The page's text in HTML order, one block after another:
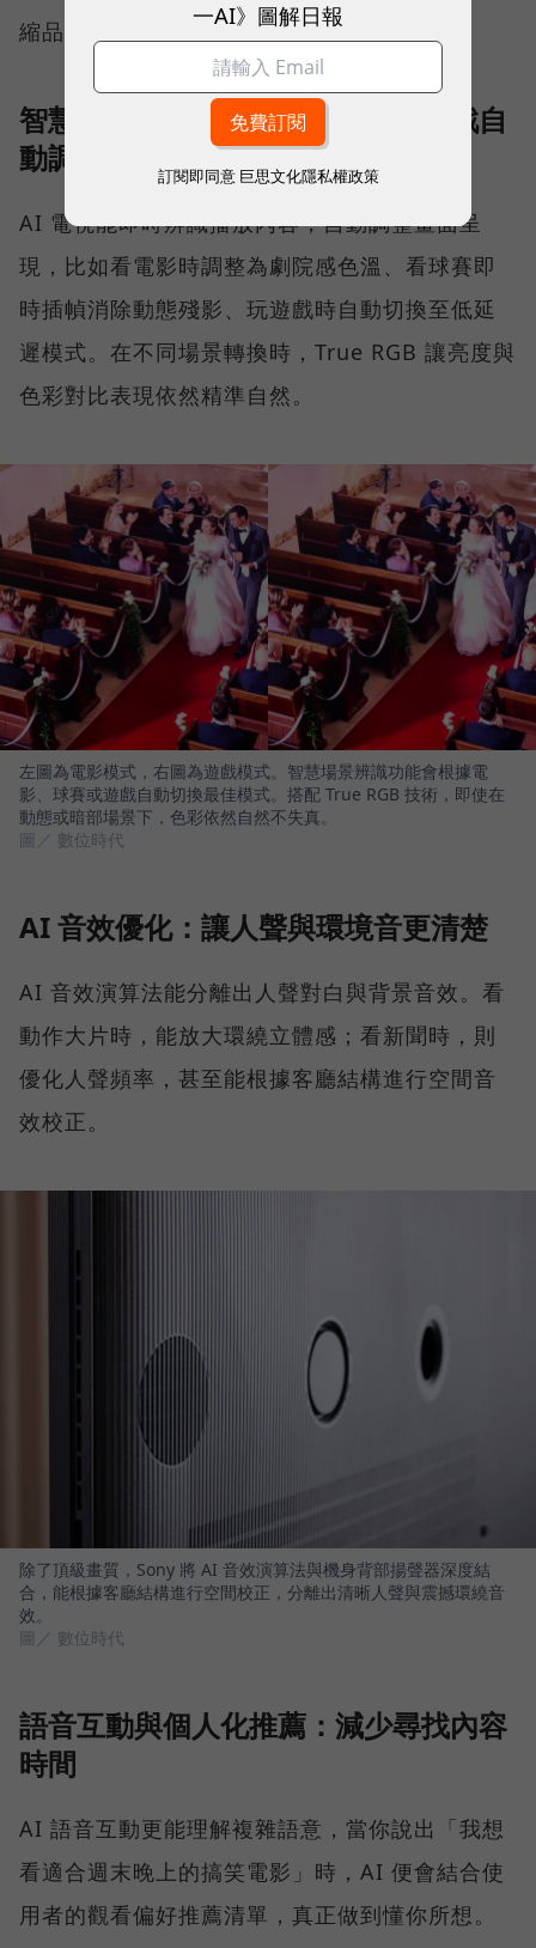
縮品質影響。
智慧場景辨識：依電影、球賽、遊戲自
動調整畫面
AI 電視能即時辨識播放內容，自動調整畫面呈
現，比如看電影時調整為劇院感色溫、看球賽即
時插幀消除動態殘影、玩遊戲時自動切換至低延
遲模式。在不同場景轉換時，True RGB 讓亮度與
色彩對比表現依然精準自然。
左圖為電影模式，右圖為遊戲模式。智慧場景辨識功能會根據電
影、球賽或遊戲自動切換最佳模式。搭配 True RGB 技術，即使在
動態或暗部場景下，色彩依然自然不失真。
圖／ 數位時代
AI 音效優化：讓人聲與環境音更清楚
AI 音效演算法能分離出人聲對白與背景音效。看
動作大片時，能放大環繞立體感；看新聞時，則
優化人聲頻率，甚至能根據客廳結構進行空間音
效校正。
除了頂級畫質，Sony 將 AI 音效演算法與機身背部揚聲器深度結
合，能根據客廳結構進行空間校正，分離出清晰人聲與震撼環繞音
效。
圖／ 數位時代
語音互動與個人化推薦：減少尋找內容
時間
AI 語音互動更能理解複雜語意，當你說出「我想
看適合週末晚上的搞笑電影」時，AI 便會結合使
用者的觀看偏好推薦清單，真正做到懂你所想。
一AI》圖解日報
訂閱即同意 巨思文化隱私權政策